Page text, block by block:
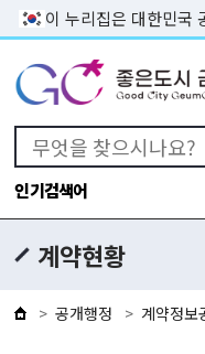
이 누리집은 대한민국
인기검색어
계약현황
공개행정 계약정보